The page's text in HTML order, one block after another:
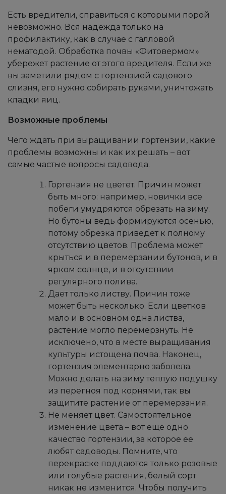
Есть вредители, справиться с которыми порой
невозможно. Вся надежда только на
профилактику, как в случае с галловой
нематодой. Обработка почвы «Фитовермом»
убережет растение от этого вредителя. Если же
вы заметили рядом с гортензией садового
слизня, его нужно собирать руками, уничтожать
кладки яиц.
Возможные проблемы
Чего ждать при выращивании гортензии, какие
проблемы возможны и как их решать – вот
самые частые вопросы садовода.
Гортензия не цветет. Причин может
быть много: например, новички все
побеги умудряются обрезать на зиму.
Но бутоны ведь формируются осенью,
потому обрезка приведет к полному
отсутствию цветов. Проблема может
крыться и в перемерзании бутонов, и в
ярком солнце, и в отсутствии
регулярного полива.
Дает только листву. Причин тоже
может быть несколько. Если цветков
мало и в основном одна листва,
растение могло перемерзнуть. Не
исключено, что в месте выращивания
культуры истощена почва. Наконец,
гортензия элементарно заболела.
Можно делать на зиму теплую подушку
из перегноя под корнями, так вы
защитите растение от перемерзания.
Не меняет цвет. Самостоятельное
изменение цвета – вот еще одно
качество гортензии, за которое ее
любят садоводы. Помните, что
перекраске поддаются только розовые
или голубые растения, белый сорт
никак не изменится. Чтобы получить